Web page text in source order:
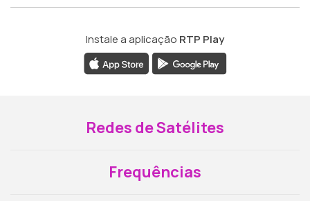
Instale a aplicação RTP Play
Redes de Satélites
Frequências